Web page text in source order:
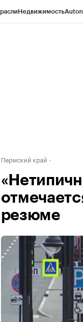
Недвижимость
Пермский край
резюме